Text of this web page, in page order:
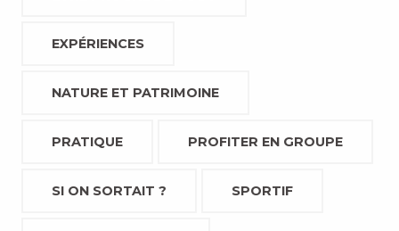
EXPÉRIENCES
NATURE ET PATRIMOINE
PRATIQUE PROFITER EN GROUPE
SI ON SORTAIT ? SPORTIF